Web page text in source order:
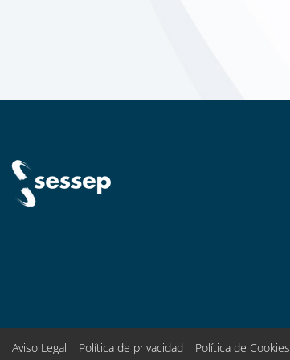
Aviso Legal Política de privacidad Política de Cookies